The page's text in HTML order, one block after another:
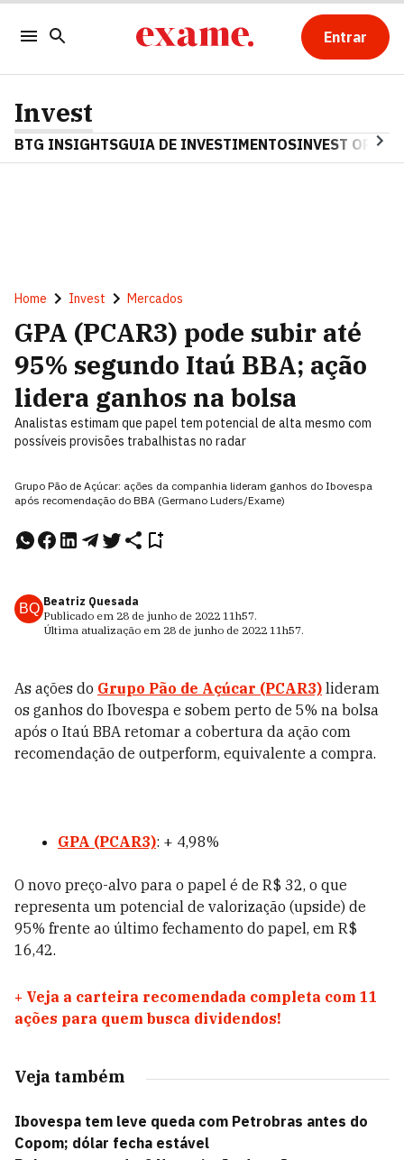
Entrar
Invest
BTG INSIGHTSGUIA DE INVESTIMENTOSINVEST OPINA
Home Invest Mercados
GPA (PCAR3) pode subir até
95% segundo Itaú BBA; ação
lidera ganhos na bolsa
Analistas estimam que papel tem potencial de alta mesmo com
possíveis provisões trabalhistas no radar
Grupo Pão de Açúcar: ações da companhia lideram ganhos do Ibovespa
após recomendação do BBA (Germano Luders/Exame)
BQ Beatriz Quesada
Publicado em 28 de junho de 2022 11h57.
Última atualização em 28 de junho de 2022 11h57.
As ações do Grupo Pão de Açúcar (PCAR3) lideram
os ganhos do Ibovespa e sobem perto de 5% na bolsa
após o Itaú BBA retomar a cobertura da ação com
recomendação de outperform, equivalente a compra.
GPA (PCAR3): + 4,98%
O novo preço-alvo para o papel é de R$ 32, o que
representa um potencial de valorização (upside) de
95% frente ao último fechamento do papel, em R$
16,42.
+ Veja a carteira recomendada completa com 11
ações para quem busca dividendos!
Veja também
Ibovespa tem leve queda com Petrobras antes do
Copom; dólar fecha estável